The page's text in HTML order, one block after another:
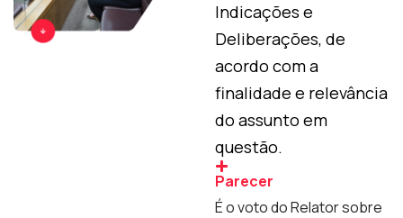
Indicações e
Deliberações, de
acordo com a
finalidade e relevância
do assunto em
questão.
Parecer
É o voto do Relator sobre